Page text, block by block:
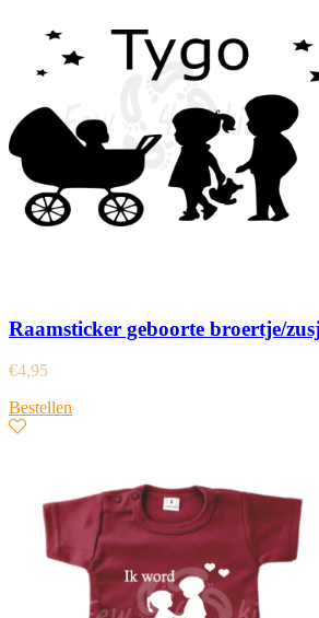
Raamsticker geboorte broertje/
€4,95
Bestellen